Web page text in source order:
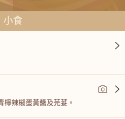
小食
檸辣椒蛋黃醬及芫荽。